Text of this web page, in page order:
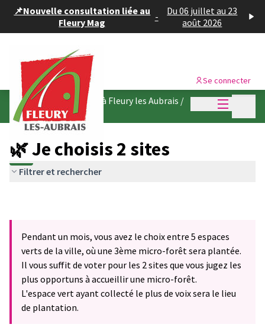
📌Nouvelle consultation liée au
Fleury Mag
-
Du 06 juillet au 23
août 2026
Menu
Se connecter
Une 3ème micro-forêt à Fleury les Aubrais /
🌿 Je choisis 2 sites
🌿 Je choisis 2 sites
Filtrer et rechercher
Pendant un mois, vous avez le choix entre 5 espaces
verts de la ville, où une 3ème micro-forêt sera plantée.
Il vous suffit de voter pour les 2 sites que vous jugez les
plus opportuns à accueillir une micro-forêt.
L'espace vert ayant collecté le plus de voix sera le lieu
de plantation.
Panneau de gestion des cookies